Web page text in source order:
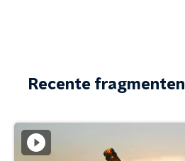
Recente fragmenten